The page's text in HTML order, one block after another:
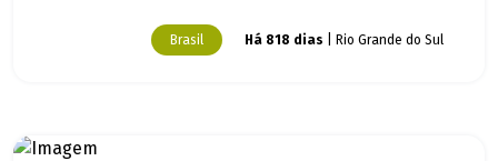
Brasil Há 818 dias | Rio Grande do Sul